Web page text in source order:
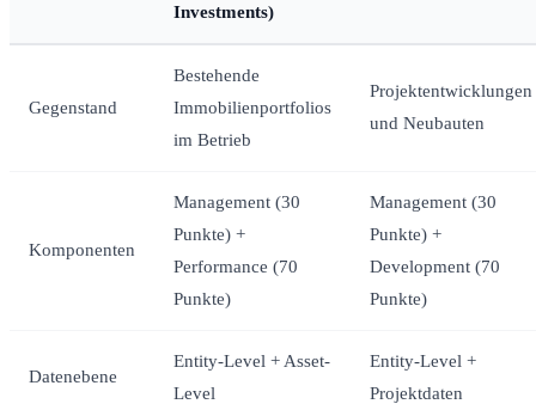
Investments)
Gegenstand
Bestehende
Immobilienportfolios
im Betrieb
Projektentwicklungen
und Neubauten
Komponenten
Management (30
Punkte) +
Performance (70
Punkte)
Management (30
Punkte) +
Development (70
Punkte)
Datenebene
Entity-Level + Asset-
Level
Entity-Level +
Projektdaten